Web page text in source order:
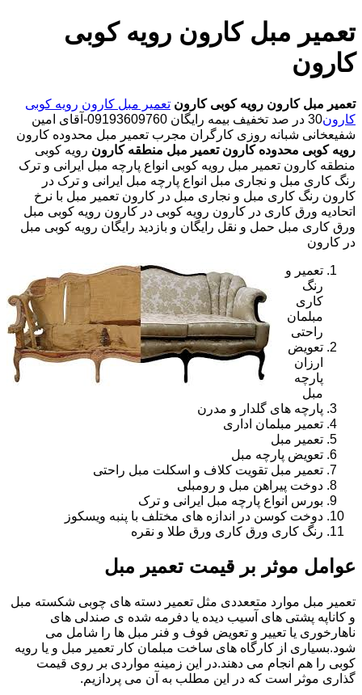
تعمیر مبل کارون رویه کوبی
کارون
تعمیر مبل کارون رویه کوبی کارون تعمیر مبل کارون رویه کوبی
کارون
30 در صد تخفیف بیمه رایگان 09193609760-آقای امین
شفیعخانی شبانه روزی کارگران مجرب تعمیر مبل محدوده کارون
رویه کوبی محدوده کارون تعمیر مبل منطقه کارون رویه کوبی
منطقه کارون تعمیر مبل رویه کوبی انواع پارچه مبل ایرانی و ترک
رنگ کاری مبل و نجاری مبل انواع پارچه مبل ایرانی و ترک در
کارون رنگ کاری مبل و نجاری مبل در کارون تعمیر مبل با نرخ
اتحادیه ورق کاری در کارون رویه کوبی در کارون رویه کوبی مبل
ورق کاری مبل حمل و نقل رایگان و بازدید رایگان رویه کوبی مبل
در کارون
تعمیر و
رنگ
کاری
مبلمان
راحتی
تعویض
ارزان
پارچه
مبل
پارچه های گلدار و مدرن
تعمیر مبلمان اداری
تعمیر مبل
تعویض پارچه مبل
تعمیر مبل تقویت کلاف و اسکلت مبل راحتی
دوخت پیراهن مبل و رومبلی
بورس انواع پارچه مبل ایرانی و ترک
دوخت کوسن در اندازه های مختلف با پنبه ویسکوز
رنگ کاری ورق کاری ورق طلا و نقره
عوامل موثر بر قیمت تعمیر مبل
تعمیر مبل موارد متععددی مثل تعمیر دسته های چوبی شکسته مبل
و کاناپه پشتی های آسیب دیده یا دفرمه شده ی صندلی های
ناهارخوری یا تعییر و تعویض فوف و فنر مبل ها را شامل می
شود.بسیاری از کارگاه های ساخت مبلمان کار تعمیر مبل و یا رویه
کوبی را هم انجام می دهند.در این زمینه مواردی بر روی قیمت
گذاری موثر است که در این مطلب به آن می پردازیم.